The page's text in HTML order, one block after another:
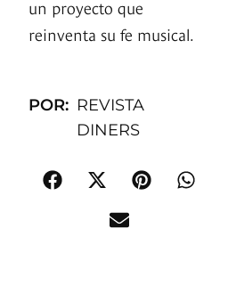
un proyecto que
reinventa su fe musical.
POR: REVISTA
DINERS